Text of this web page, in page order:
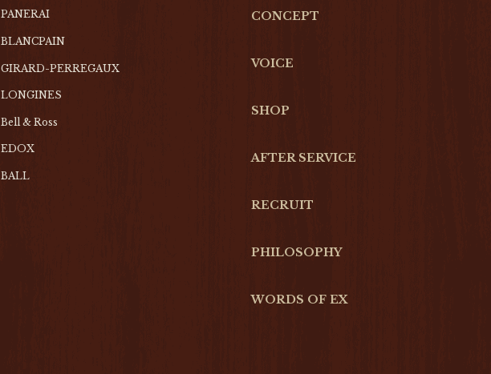
CONCEPT
PANERAI
BLANCPAIN
GIRARD-PERREGAUX
LONGINES
Bell & Ross
EDOX
BALL
VOICE
SHOP
AFTER SERVICE
RECRUIT
PHILOSOPHY
WORDS OF EX